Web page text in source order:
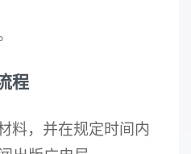
程
料，并在规定时间内